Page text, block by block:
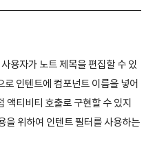
자가 노트 제목을 편집할 수 있
인텐트에 컴포넌트 이름을 넣어
액티비티 호출로 구현할 수 있지
을 위하여 인텐트 필터를 사용하는